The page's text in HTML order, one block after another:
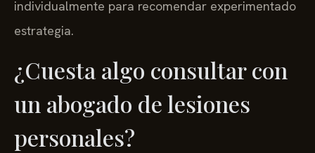
individualmente para recomendar experimentado
estrategia.
¿Cuesta algo consultar con
un abogado de lesiones
personales?